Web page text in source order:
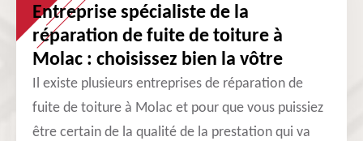
Entreprise spécialiste de la
réparation de fuite de toiture à
Molac : choisissez bien la vôtre
Il existe plusieurs entreprises de réparation de
fuite de toiture à Molac et pour que vous puissiez
être certain de la qualité de la prestation qui va